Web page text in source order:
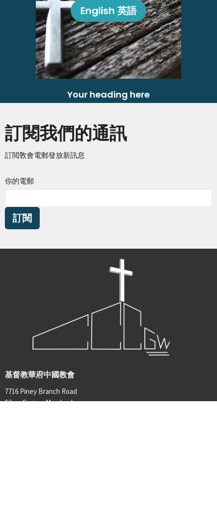
English 英語
Your heading here
訂閱我們的通訊
訂閲敎會電郵發放新訊息
你的電郵
訂閱
基督教華府中國教會
7716 Piney Branch Road
Silver Spring, Maryland